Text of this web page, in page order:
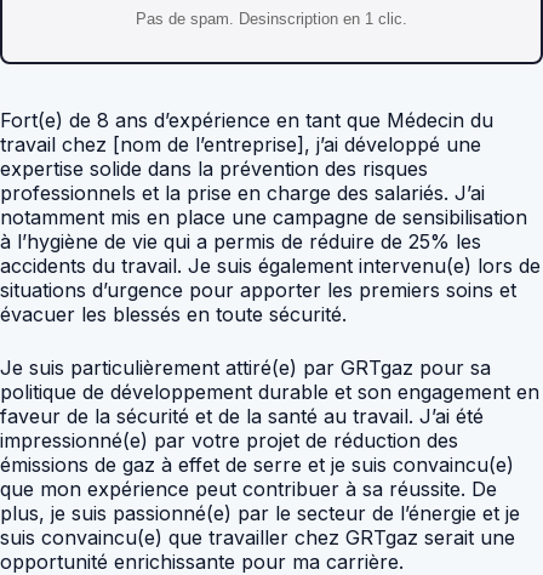
Pas de spam. Desinscription en 1 clic.
Fort(e) de 8 ans d’expérience en tant que Médecin du
travail chez [nom de l’entreprise], j’ai développé une
expertise solide dans la prévention des risques
professionnels et la prise en charge des salariés. J’ai
notamment mis en place une campagne de sensibilisation
à l’hygiène de vie qui a permis de réduire de 25% les
accidents du travail. Je suis également intervenu(e) lors de
situations d’urgence pour apporter les premiers soins et
évacuer les blessés en toute sécurité.
Je suis particulièrement attiré(e) par GRTgaz pour sa
politique de développement durable et son engagement en
faveur de la sécurité et de la santé au travail. J’ai été
impressionné(e) par votre projet de réduction des
émissions de gaz à effet de serre et je suis convaincu(e)
que mon expérience peut contribuer à sa réussite. De
plus, je suis passionné(e) par le secteur de l’énergie et je
suis convaincu(e) que travailler chez GRTgaz serait une
opportunité enrichissante pour ma carrière.